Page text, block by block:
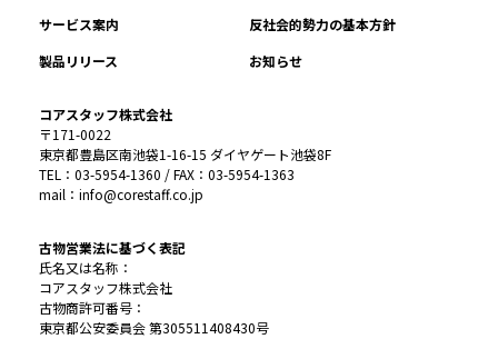
サービス案内
反社会的勢力の基本方針
製品リリース
お知らせ
コアスタッフ株式会社
〒171-0022
東京都豊島区南池袋1-16-15 ダイヤゲート池袋8F
TEL：03-5954-1360 / FAX：03-5954-1363
mail：info@corestaff.co.jp
古物営業法に基づく表記
氏名又は名称：
コアスタッフ株式会社
古物商許可番号：
東京都公安委員会 第305511408430号